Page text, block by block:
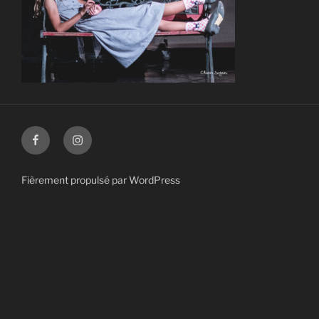
FacebookInstagram
Fièrement propulsé par WordPress